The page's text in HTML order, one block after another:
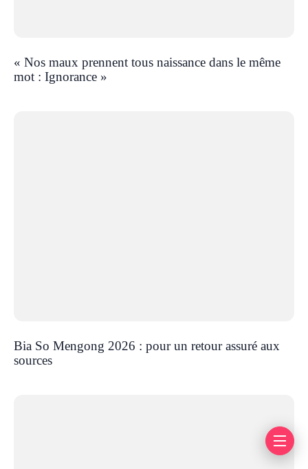
« Nos maux prennent tous naissance dans le même
mot : Ignorance »
Bia So Mengong 2026 : pour un retour assuré aux
sources